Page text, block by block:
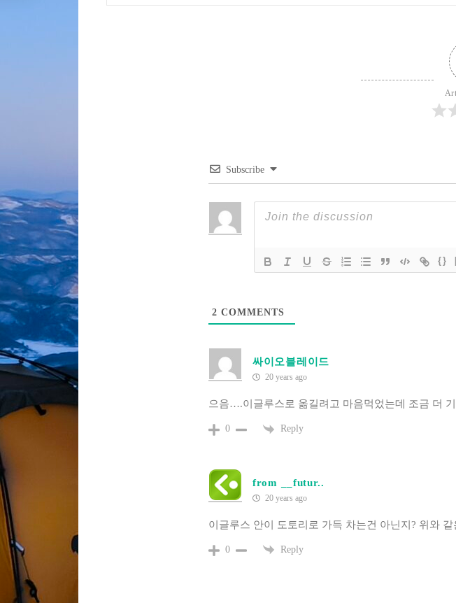
Subscribe
{}
2 COMMENTS
싸이오블레이드
20 years ago
으음….이글루스로 옮길려고 마음먹었는데 조금 더
0 Reply
from __futur..
20 years ago
이글루스 안이 도토리로 가득 차는건 아닌지? 위와 같
0 Reply